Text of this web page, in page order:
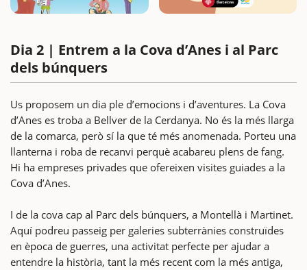
Dia 2 | Entrem a la Cova d’Anes i al Parc
dels búnquers
Us proposem un dia ple d’emocions i d’aventures. La Cova
d’Anes es troba a Bellver de la Cerdanya. No és la més llarga
de la comarca, però sí la que té més anomenada. Porteu una
llanterna i roba de recanvi perquè acabareu plens de fang.
Hi ha empreses privades que ofereixen visites guiades a la
Cova d’Anes.
I de la cova cap al Parc dels búnquers, a Montellà i Martinet.
Aquí podreu passeig per galeries subterrànies construïdes
en època de guerres, una activitat perfecte per ajudar a
entendre la història, tant la més recent com la més antiga,